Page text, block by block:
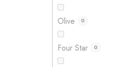
Olive 0
Four Star 0